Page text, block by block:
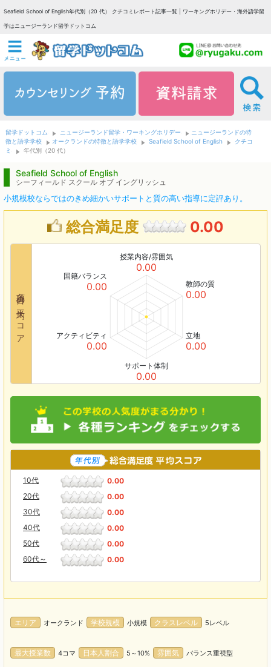
Seafield School of English年代別（20 代） クチコミレポート記事一覧 | ワーキングホリデー・海外語学留
学はニュージーランド留学ドットコム
留学ドットコム ニュージーランド留学・ワーキングホリデー
ニュージーランドの特
徴と語学学校
オークランドの特徴と語学学校 Seafield School of English
クチコ
ミ
年代別（20 代）
Seafield School of English
シーフィールド スクール オブ イングリッシュ
小規模校ならではのきめ細かいサポートと質の高い指導に定評あり。
総合満足度 0.00
各項目の平均スコア
授業内容/雰囲気
0.00
教師の質
0.00
立地
0.00
サポート体制
0.00
アクティビティ
0.00
国籍バランス
0.00
10代
0.00
20代
0.00
30代
0.00
40代
0.00
50代
0.00
60代～
0.00
エリア オークランド 学校規模 小規模 クラスレベル 5レベル
最大授業数 4コマ 日本人割合 5～10% 雰囲気 バランス重視型